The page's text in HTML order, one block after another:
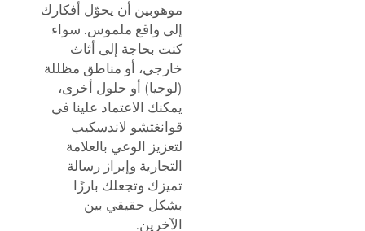
موهوبين أن يحوّل أفكارك
إلى واقع ملموس. سواء
كنت بحاجة إلى أثاث
خارجي، أو مناطق مظللة
(لوجيا) أو حلول أخرى،
يمكنك الاعتماد علينا في
قوانغتشو لاندسكيب
لتعزيز الوعي بالعلامة
التجارية وإبراز رسالة
تميزك وتجعلك بارزًا
بشكل حقيقي بين
الآخرين.